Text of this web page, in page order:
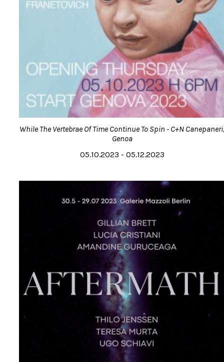
While The Vertebrae Of Time Continue To Spin - C+N Canepaneri,
Genoa
05.10.2023 - 05.12.2023